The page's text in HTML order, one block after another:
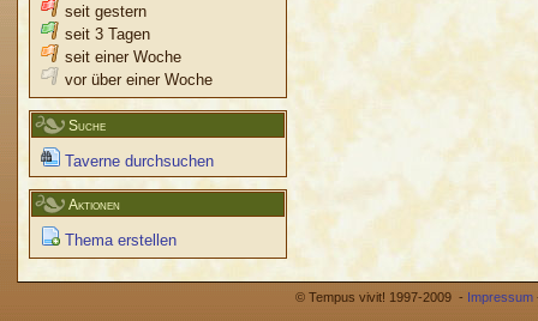
seit gestern
seit 3 Tagen
seit einer Woche
vor über einer Woche
Suche
Taverne durchsuchen
Aktionen
Thema erstellen
© Tempus vivit! 1997-2009 - Impressum